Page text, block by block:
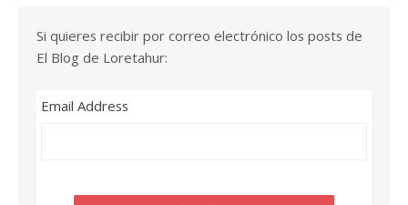
Si quieres recibir por correo electrónico los posts de
El Blog de Loretahur:
Email Address